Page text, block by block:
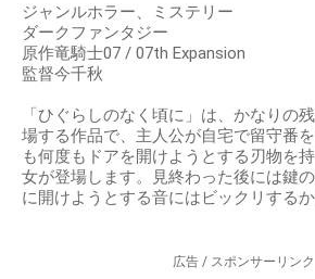
ジャンルホラー、ミステリー
ダークファンタジー
原作竜騎士07 / 07th Expansion
監督今千秋
「ひぐらしのなく頃に」は、かなりの
場する作品で、主人公が自宅で留守番
も何度もドアを開けようとする刃物を
女が登場します。見終わった後には鍵
に開けようとする音にはビックリするか
広告 / スポンサーリンク